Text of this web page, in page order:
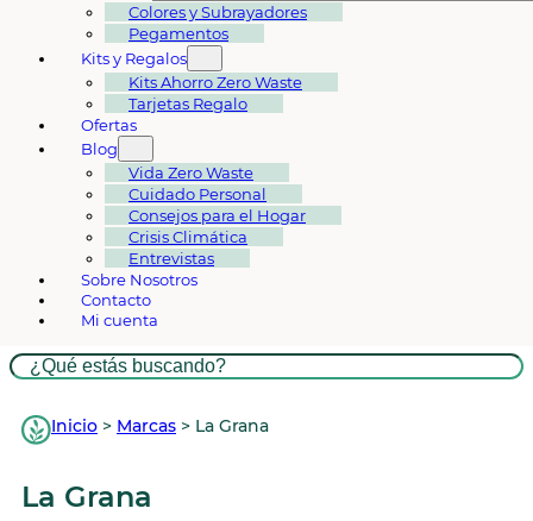
Colores y Subrayadores
Pegamentos
Kits y Regalos
Kits Ahorro Zero Waste
Tarjetas Regalo
Ofertas
Blog
Vida Zero Waste
Cuidado Personal
Consejos para el Hogar
Crisis Climática
Entrevistas
Sobre Nosotros
Contacto
Mi cuenta
Buscar
Inicio > Marcas > La Grana
La Grana